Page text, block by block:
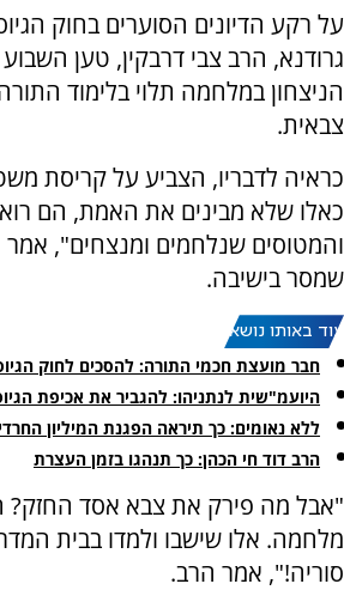
על רקע הדיונים הסוערים בחוק
גרודנא, הרב צבי דרבקין, טען השבוע
הניצחון במלחמה תלוי בלימוד
צבאית.
כראיה לדבריו, הצביע על קריסת
כאלו שלא מבינים את האמת, הם
והמטוסים שנלחמים ומנצחים",
שמסר בישיבה.
עוד באותו נושא:
חבר מועצת חכמי התורה: להסכים לחוק
היועמ"שית לנתניהו: להגביר את אכיפת
ללא נאומים: כך תיראה הפגנת המיליון
הרב דוד חי הכהן: כך תנהגו בזמן העצרת
"אבל מה פירק את צבא אסד החזק?
מלחמה. אלו שישבו ולמדו בבית
סוריה!", אמר הרב.